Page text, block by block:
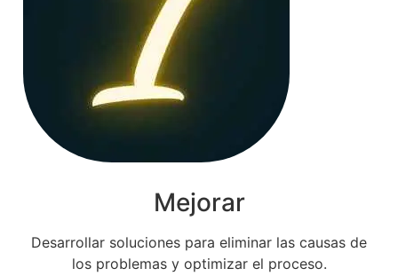
Mejorar
Desarrollar soluciones para eliminar las causas de
los problemas y optimizar el proceso.